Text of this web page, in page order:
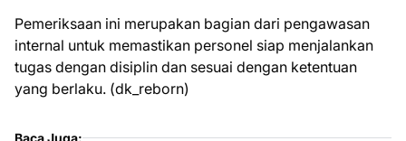
Pemeriksaan ini merupakan bagian dari pengawasan
internal untuk memastikan personel siap menjalankan
tugas dengan disiplin dan sesuai dengan ketentuan
yang berlaku. (dk_reborn)
Baca Juga: